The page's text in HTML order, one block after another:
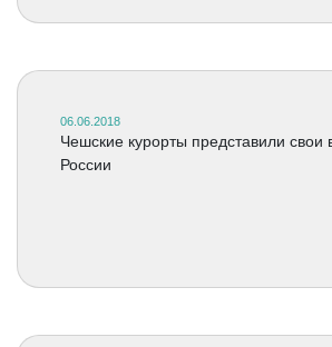
06.06.2018
Чешские курорты представили свои
России